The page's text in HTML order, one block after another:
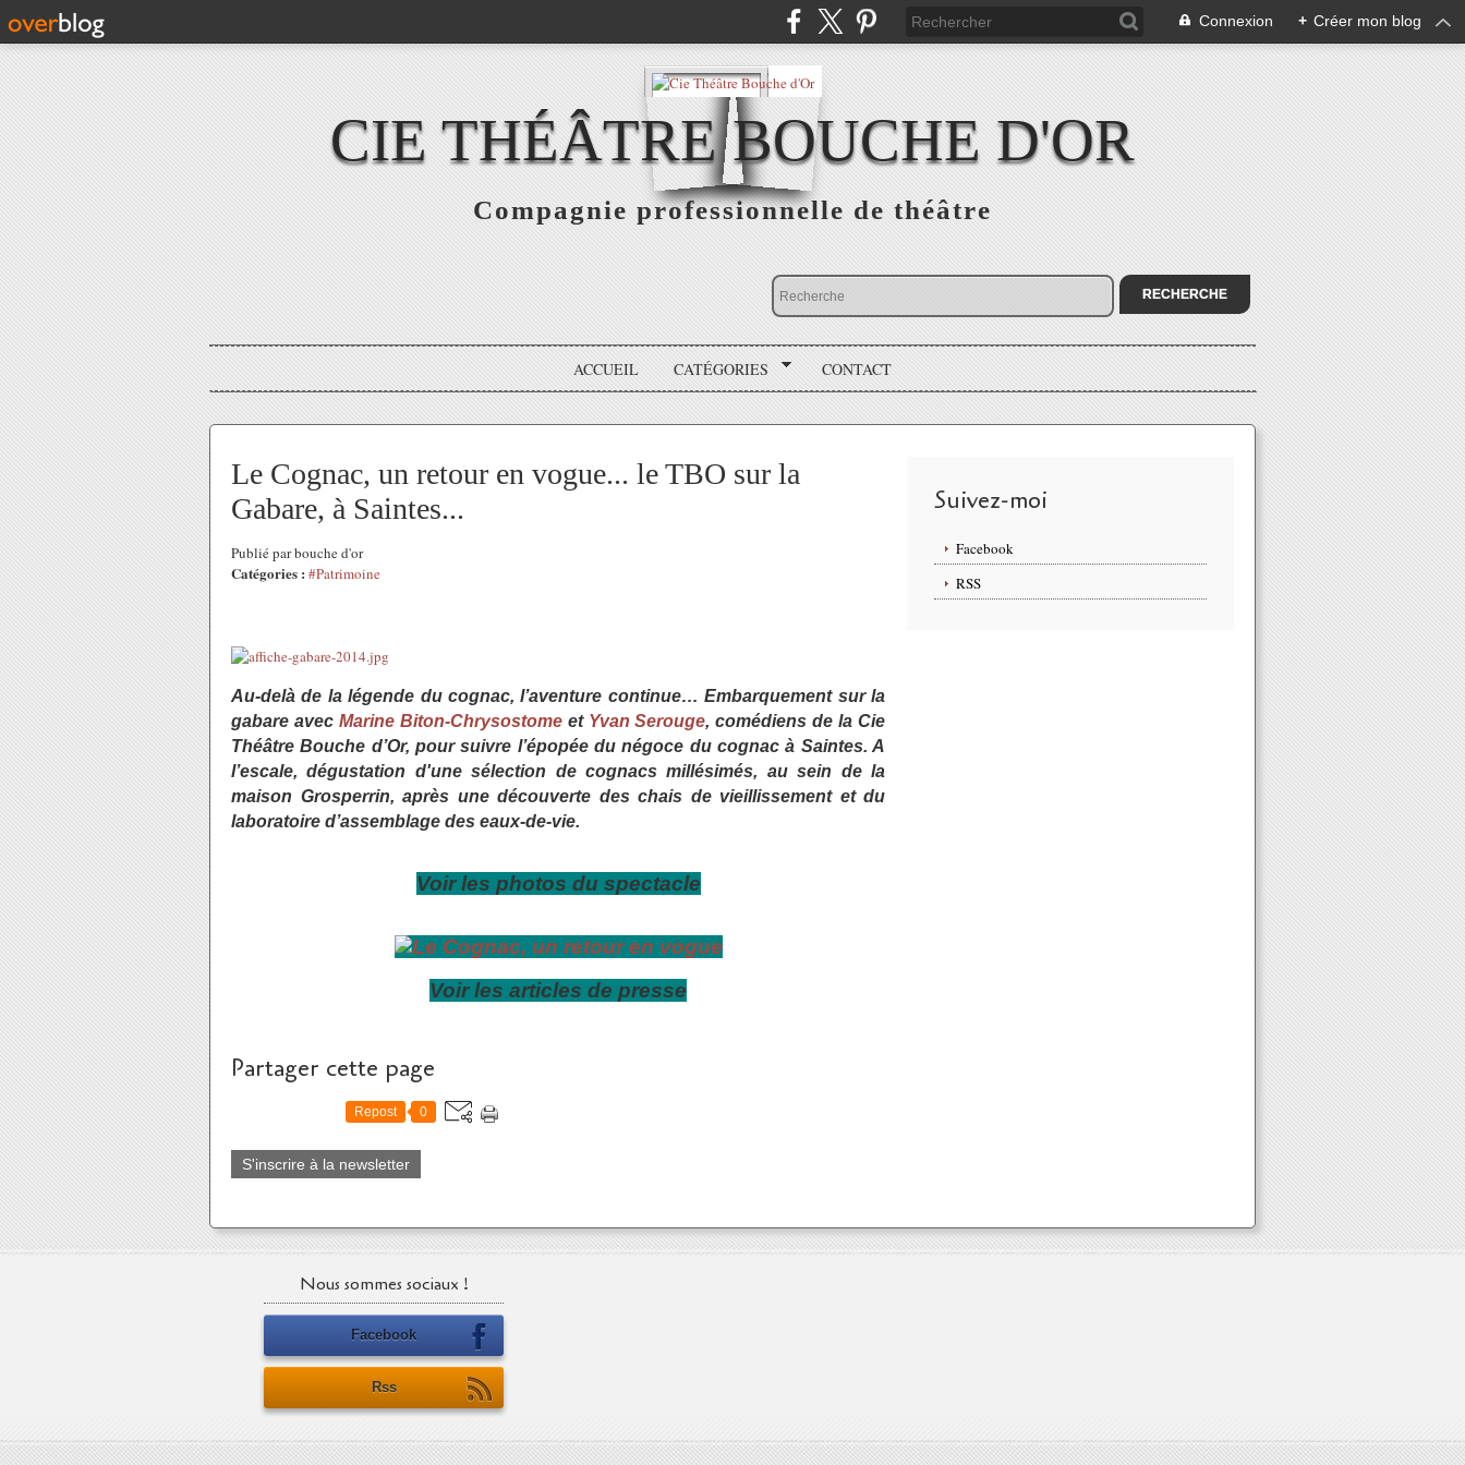
Connexion + Créer mon blog
CIE THÉÂTRE BOUCHE D'OR
Compagnie professionnelle de théâtre
ACCUEIL CATÉGORIES CONTACT
Le Cognac, un retour en vogue... le TBO sur la
Gabare, à Saintes...
Publié par bouche d'or
Catégories : #Patrimoine
Au-delà de la légende du cognac, l’aventure continue… Embarquement sur la
gabare avec Marine Biton-Chrysostomeet Yvan Serouge, comédiens de la Cie
Théâtre Bouche d’Or, pour suivre l’épopée du négoce du cognac à Saintes. A
l’escale, dégustation d'une sélection de cognacs millésimés, au sein de la
maison Grosperrin, après une découverte des chais de vieillissement et du
laboratoire d’assemblage des eaux-de-vie.
Voir les photos du spectacle
Voir les articles de presse
Partager cette page
Repost 0
S'inscrire à la newsletter
Suivez-moi
Facebook
RSS
Nous sommes sociaux !
Facebook
Rss